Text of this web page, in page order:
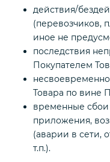
действия/
(перевозчиков,
иное не
последствия
Покупателем
Товара по вине
временные сбои
приложения,
(аварии в сети,
т.п.).